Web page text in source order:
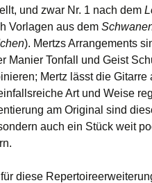
und zwar Nr. 1 nach dem
Vorlagen aus dem
). Mertzs Arrangements
Manier Tonfall und Geist
Mertz lässt die Gitarre
Art und Weise
am Original sind
auch ein Stück weit
diese